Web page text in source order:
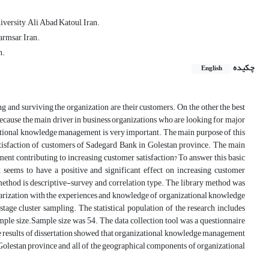
Ali Abad Katoul, Iran.
Iran.
چکیده
English
surviving the organization are their customers. On the other the best
the main driver in business organizations who are looking for major
knowledge management is very important. The main purpose of this
of customers of Sadegard Bank in Golestan province. The main
contributing to increasing customer satisfaction? To answer this basic
to have a positive and significant effect on increasing customer
is descriptive-survey and correlation type. The library method was
with the experiences and knowledge of organizational knowledge
cluster sampling. The statistical population of the research includes
size.Sample size was 54. The data collection tool was a questionnaire
of dissertation showed that organizational knowledge management
province and all of the geographical components of organizational